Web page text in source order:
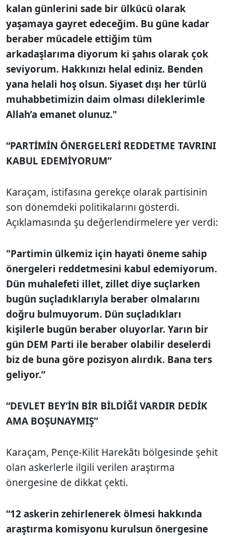
kalan günlerini sade bir ülkücü olarak
yaşamaya gayret edeceğim. Bu güne kadar
beraber mücadele ettiğim tüm
arkadaşlarıma diyorum ki şahıs olarak çok
seviyorum. Hakkınızı helal ediniz. Benden
yana helali hoş olsun. Siyaset dışı her türlü
muhabbetimizin daim olması dileklerimle
Allah’a emanet olunuz."
“PARTİMİN ÖNERGELERİ REDDETME TAVRINI
KABUL EDEMİYORUM”
Karaçam, istifasına gerekçe olarak partisinin
son dönemdeki politikalarını gösterdi.
Açıklamasında şu değerlendirmelere yer verdi:
"Partimin ülkemiz için hayati öneme sahip
önergeleri reddetmesini kabul edemiyorum.
Dün muhalefeti illet, zillet diye suçlarken
bugün suçladıklarıyla beraber olmalarını
doğru bulmuyorum. Dün suçladıkları
kişilerle bugün beraber oluyorlar. Yarın bir
gün DEM Parti ile beraber olabilir deselerdi
biz de buna göre pozisyon alırdık. Bana ters
geliyor.”
“DEVLET BEY’İN BİR BİLDİĞİ VARDIR DEDİK
AMA BOŞUNAYMIŞ”
Karaçam, Pençe-Kilit Harekâtı bölgesinde şehit
olan askerlerle ilgili verilen araştırma
önergesine de dikkat çekti.
“12 askerin zehirlenerek ölmesi hakkında
araştırma komisyonu kurulsun önergesine